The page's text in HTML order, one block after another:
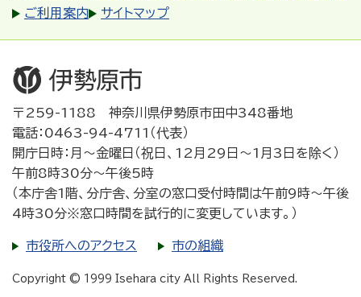
ご利用案内
サイトマップ
〒259-1188 神奈川県伊勢原市田中348番地
電話：0463-94-4711（代表）
開庁日時：月～金曜日（祝日、12月29日～1月3日を除く）
午前8時30分～午後5時
（本庁舎1階、分庁舎、分室の窓口受付時間は午前9時～午後
4時30分※窓口時間を試行的に変更しています。）
市役所へのアクセス 市の組織
Copyright © 1999 Isehara city All Rights Reserved.